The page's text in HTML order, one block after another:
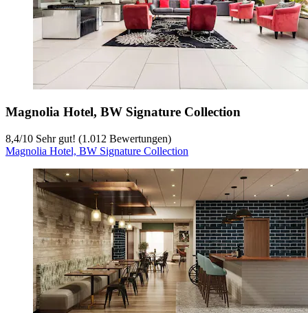
Magnolia Hotel, BW Signature Collection
8,4/10 Sehr gut! (1.012 Bewertungen)
Magnolia Hotel, BW Signature Collection